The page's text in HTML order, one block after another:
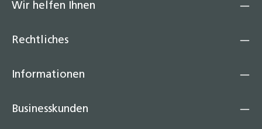
Wir helfen Ihnen
Rechtliches
Informationen
Businesskunden